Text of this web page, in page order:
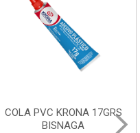
COLA PVC KRONA 17GRS
BISNAGA